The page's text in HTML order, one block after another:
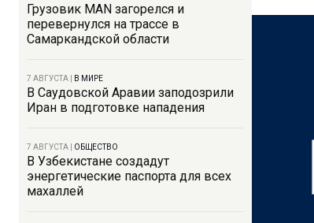
Грузовик MAN загорелся и
перевернулся на трассе в
Самаркандской области
7 АВГУСТА В МИРЕ
В Саудовской Аравии заподозрили
Иран в подготовке нападения
7 АВГУСТА ОБЩЕСТВО
В Узбекистане создадут
энергетические паспорта для всех
махаллей